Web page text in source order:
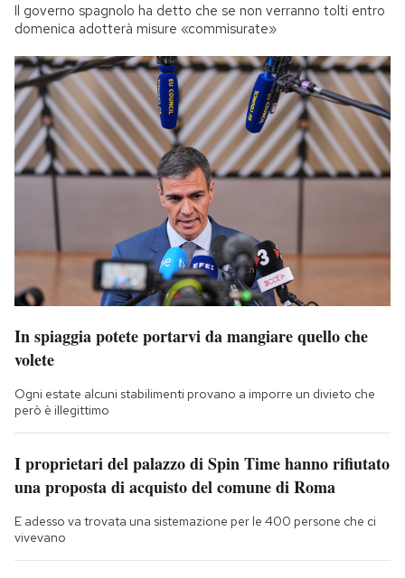
Il governo spagnolo ha detto che se non verranno tolti entro
domenica adotterà misure «commisurate»
In spiaggia potete portarvi da mangiare quello che
volete
Ogni estate alcuni stabilimenti provano a imporre un divieto che
però è illegittimo
I proprietari del palazzo di Spin Time hanno rifiutato
una proposta di acquisto del comune di Roma
E adesso va trovata una sistemazione per le 400 persone che ci
vivevano